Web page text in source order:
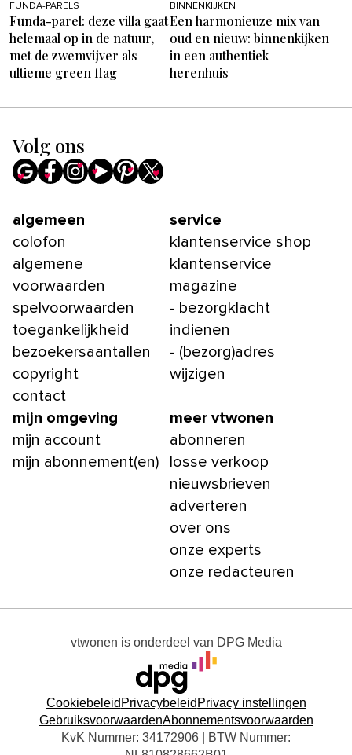
FUNDA-PARELS
Funda-parel: deze villa gaat
helemaal op in de natuur,
met de zwemvijver als
ultieme green flag
BINNENKIJKEN
Een harmonieuze mix van
oud en nieuw: binnenkijken
in een authentiek
herenhuis
Volg ons
algemeen
colofon
algemene
voorwaarden
spelvoorwaarden
toegankelijkheid
bezoekersaantallen
copyright
contact
service
klantenservice shop
klantenservice
magazine
- bezorgklacht
indienen
- (bezorg)adres
wijzigen
mijn omgeving
mijn account
mijn abonnement(en)
meer vtwonen
abonneren
losse verkoop
nieuwsbrieven
adverteren
over ons
onze experts
onze redacteuren
vtwonen is onderdeel van DPG Media
Cookiebeleid Privacybeleid Privacy instellingen
GebruiksvoorwaardenAbonnementsvoorwaarden
KvK Nummer: 34172906 | BTW Nummer: